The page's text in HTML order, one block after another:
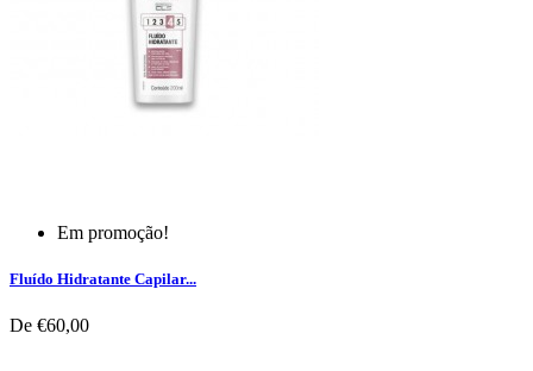
Em promoção!
Fluído Hidratante Capilar...
De €60,00